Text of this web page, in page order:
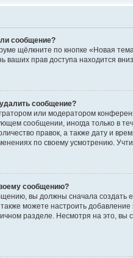
сообщение?
щёлкните по кнопке «Новая
ваших прав доступа находится
сообщение?
или модератором
сообщении, иногда только в
правок, а также дату и
по своему усмотрению.
сообщению?
вы должны сначала создать
можете настроить
разделе. Несмотря на это,